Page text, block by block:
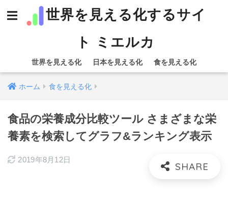
世界を見える化するサイ
ト ミエルカ
世界を見える化 日本を見える化 食を見える化
ホーム 食を見える化
食品の栄養成分比較ツール さまざまな栄
養素を検索してグラフ&ランキング表示
2019年8月12日